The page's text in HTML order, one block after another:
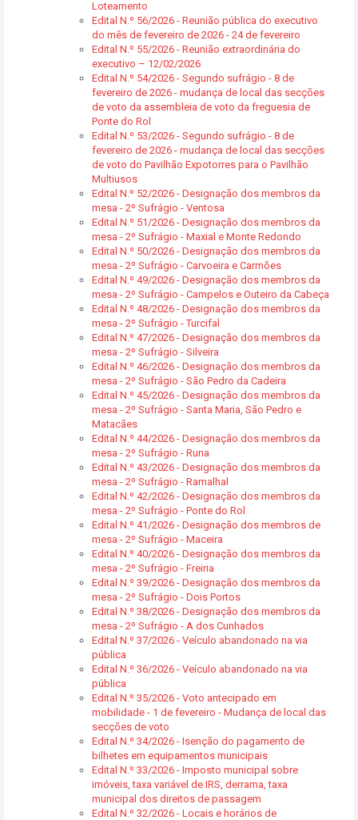
Loteamento
Edital N.º 56/2026 - Reunião pública do executivo
do mês de fevereiro de 2026 - 24 de fevereiro
Edital N.º 55/2026 - Reunião extraordinária do
executivo – 12/02/2026
Edital N.º 54/2026 - Segundo sufrágio - 8 de
fevereiro de 2026 - mudança de local das secções
de voto da assembleia de voto da freguesia de
Ponte do Rol
Edital N.º 53/2026 - Segundo sufrágio - 8 de
fevereiro de 2026 - mudança de local das secções
de voto do Pavilhão Expotorres para o Pavilhão
Multiusos
Edital N.º 52/2026 - Designação dos membros da
mesa - 2º Sufrágio - Ventosa
Edital N.º 51/2026 - Designação dos membros da
mesa - 2º Sufrágio - Maxial e Monte Redondo
Edital N.º 50/2026 - Designação dos membros da
mesa - 2º Sufrágio - Carvoeira e Carmões
Edital N.º 49/2026 - Designação dos membros da
mesa - 2º Sufrágio - Campelos e Outeiro da Cabeça
Edital N.º 48/2026 - Designação dos membros da
mesa - 2º Sufrágio - Turcifal
Edital N.º 47/2026 - Designação dos membros da
mesa - 2º Sufrágio - Silveira
Edital N.º 46/2026 - Designação dos membros da
mesa - 2º Sufrágio - São Pedro da Cadeira
Edital N.º 45/2026 - Designação dos membros da
mesa - 2º Sufrágio - Santa Maria, São Pedro e
Matacães
Edital N.º 44/2026 - Designação dos membros da
mesa - 2º Sufrágio - Runa
Edital N.º 43/2026 - Designação dos membros da
mesa - 2º Sufrágio - Ramalhal
Edital N.º 42/2026 - Designação dos membros da
mesa - 2º Sufrágio - Ponte do Rol
Edital N.º 41/2026 - Designação dos membros de
mesa - 2º Sufrágio - Maceira
Edital N.º 40/2026 - Designação dos membros da
mesa - 2º Sufrágio - Freiria
Edital N.º 39/2026 - Designação dos membros da
mesa - 2º Sufrágio - Dois Portos
Edital N.º 38/2026 - Designação dos membros da
mesa - 2º Sufrágio - A dos Cunhados
Edital N.º 37/2026 - Veículo abandonado na via
pública
Edital N.º 36/2026 - Veículo abandonado na via
pública
Edital N.º 35/2026 - Voto antecipado em
mobilidade - 1 de fevereiro - Mudança de local das
secções de voto
Edital N.º 34/2026 - Isenção do pagamento de
bilhetes em equipamentos municipais
Edital N.º 33/2026 - Imposto municipal sobre
imóveis, taxa variável de IRS, derrama, taxa
municipal dos direitos de passagem
Edital N.º 32/2026 - Locais e horários de